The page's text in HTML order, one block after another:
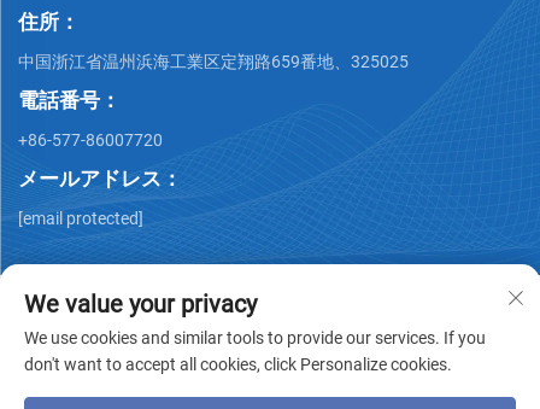
住所：
中国浙江省温州浜海工業区定翔路659番地、325025
電話番号：
+86-577-86007720
メールアドレス：
[email protected]
We value your privacy
We use cookies and similar tools to provide our services. If you
don't want to accept all cookies, click Personalize cookies.